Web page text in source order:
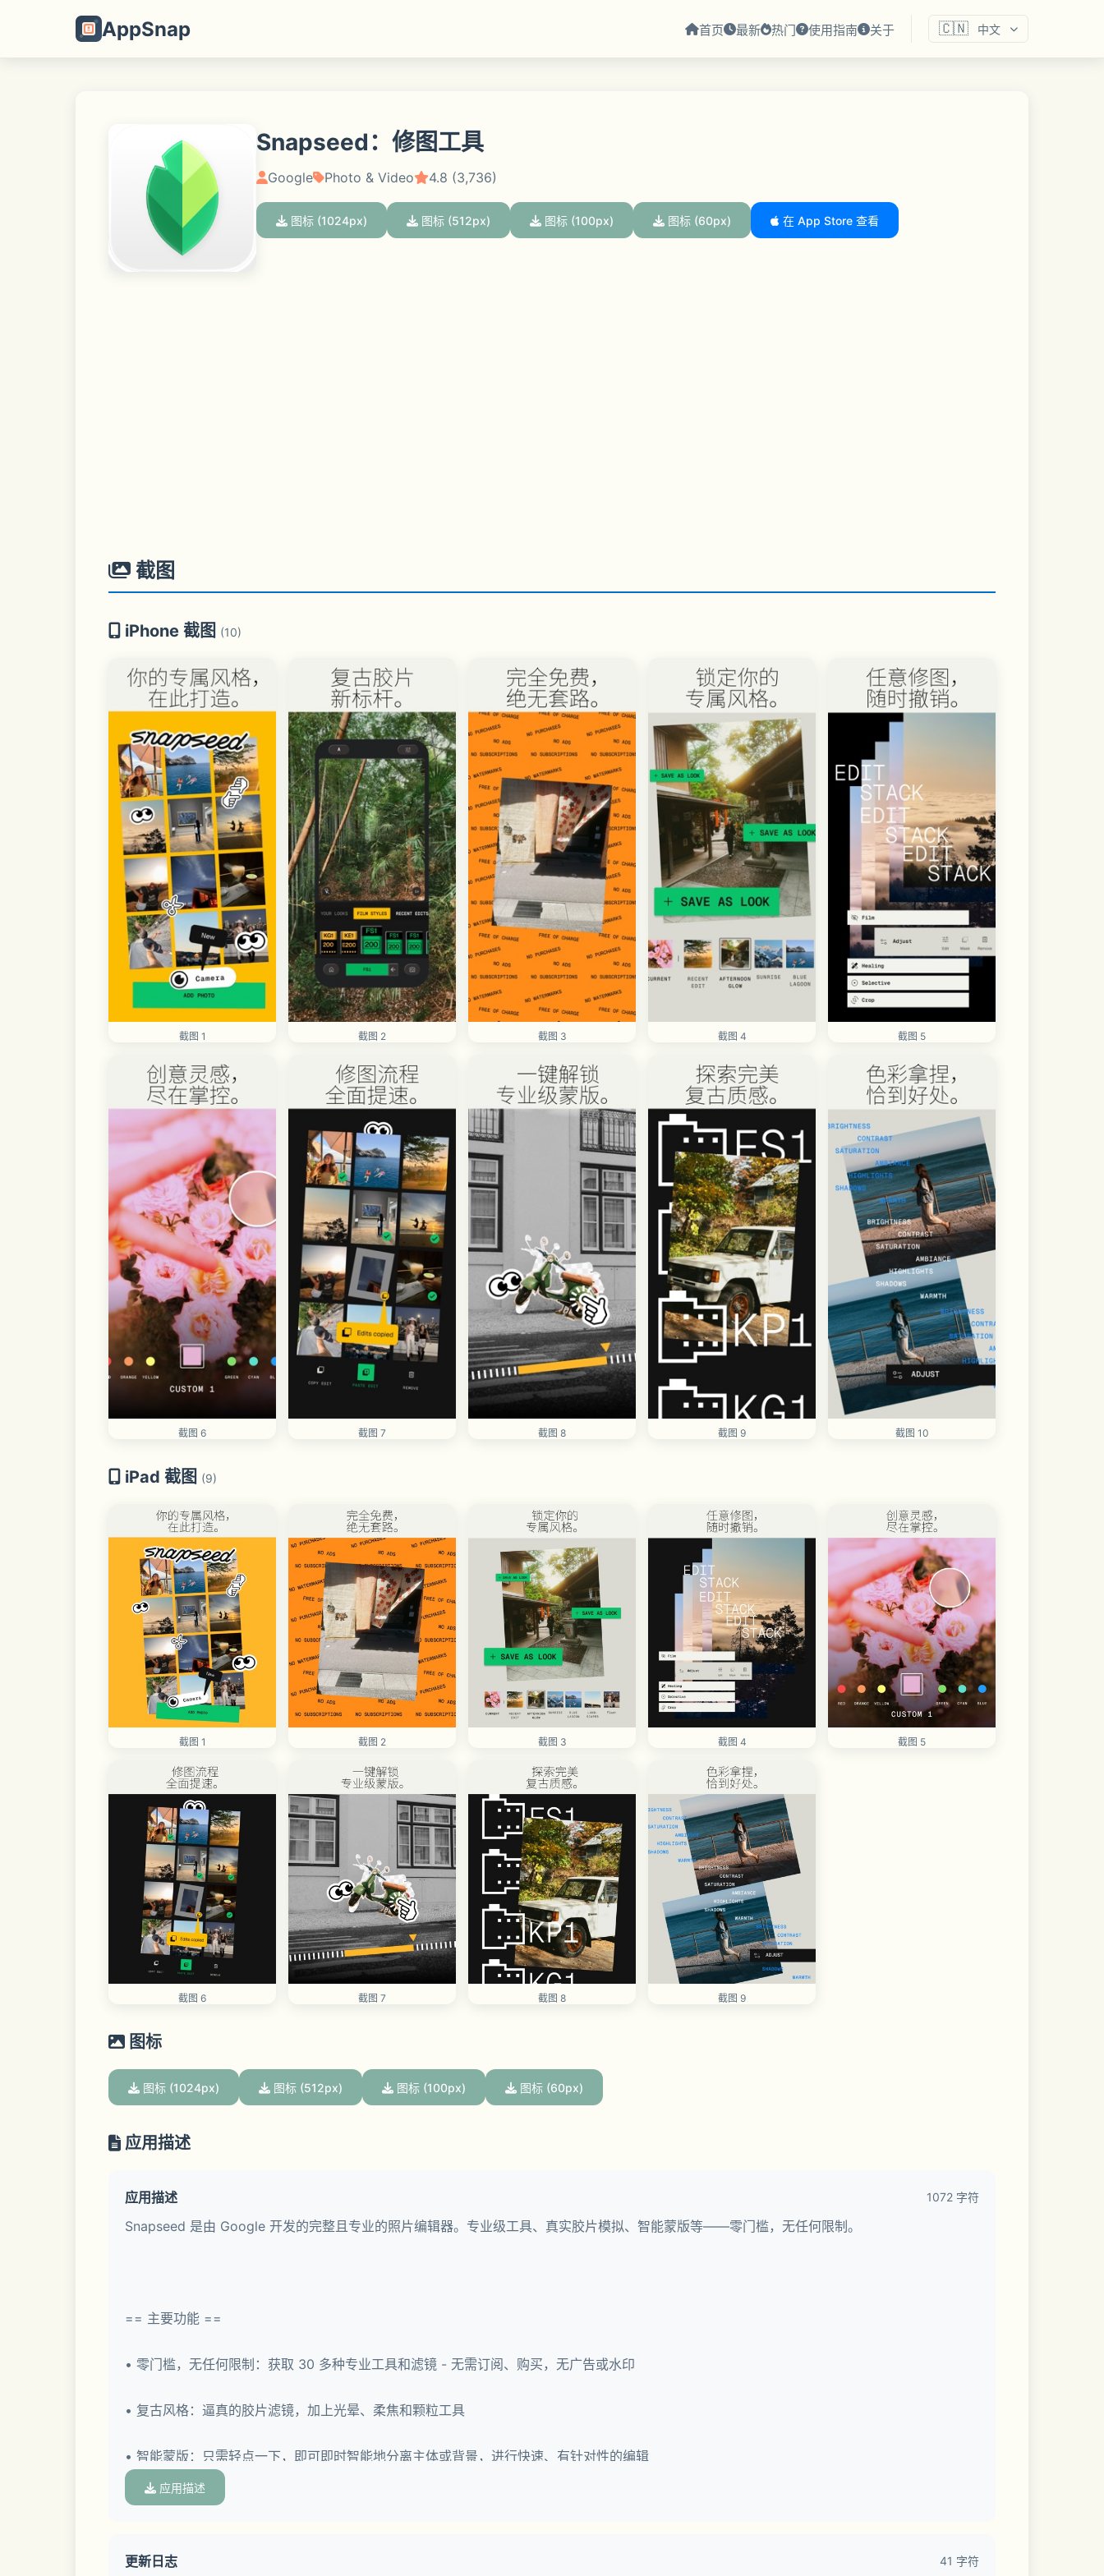
AppSnap 首页 最新 热门 使用指南 关于 🇨🇳 中文
Snapseed：修图工具
Google Photo & Video 4.8 (3,736)
图标 (1024px) 图标 (512px) 图标 (100px) 图标 (60px) 在 App Store 查看
截图
iPhone 截图 (10)
截图 1 截图 2 截图 3 截图 4 截图 5
截图 6 截图 7 截图 8 截图 9 截图 10
iPad 截图 (9)
截图 1 截图 2 截图 3 截图 4 截图 5
截图 6 截图 7 截图 8 截图 9
图标
图标 (1024px) 图标 (512px) 图标 (100px) 图标 (60px)
应用描述
应用描述 1072 字符
Snapseed 是由 Google 开发的完整且专业的照片编辑器。专业级工具、真实胶片模拟、智能蒙版等——零门槛，无任何限制。
== 主要功能 ==
• 零门槛，无任何限制：获取 30 多种专业工具和滤镜 - 无需订阅、购买，无广告或水印
• 复古风格：逼真的胶片滤镜，加上光晕、柔焦和颗粒工具
• 智能蒙版：只需轻点一下，即可即时智能地分离主体或背景，进行快速、有针对性的编辑
• 批量编辑：将您喜爱的样式和编辑快速应用于多张照片
应用描述
更新日志 41 字符